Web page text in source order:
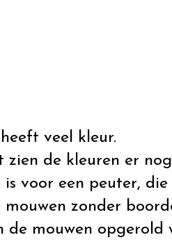
veel kleur.
zien de kleuren er
voor een peuter,
mouwen zonder
de mouwen opgerold